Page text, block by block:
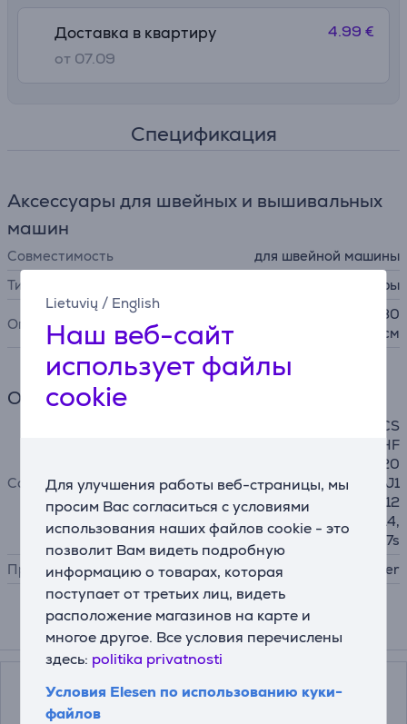
Lietuvių / English
Наш веб-сайт
использует файлы
cookie
Для улучшения работы веб-страницы, мы
просим Вас согласиться с условиями
использования наших файлов cookie - это
позволит Вам видеть подробную
информацию о товарах, которая
поступает от третьих лиц, видеть
расположение магазинов на карте и
многое другое. Все условия перечислены
здесь: politika privatnosti
Условия Elesen по использованию куки-
файлов
Доставка в квартиру
от 07.09
4.99 €
Спецификация
Аксессуары для швейных и вышивальных
машин
Совместимость
для швейной машины
Тип аксессуара
другие аксессуары
Описание
размеры: (Ш) 41 см x (В) 30
см x (Г) 21 см
Общий параметр
Совместимость
BN27, BN37, BQ17, BQ25, CS
10, CS10s, FS20s, FS60x, HF
27, Innov-is 10 / 10A / 15 / 20
LE / A16 / A50, J14, J14s, J1
7, J17s, KD144s, KE14s, RH12
7, RH137, RL417, RL425, X14,
X14s, X17, X17s
Производитель
Brother
Подходящие товары